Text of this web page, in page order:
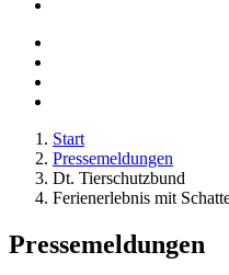
Start
Pressemeldungen
Dt. Tierschutzbund
Ferienerlebnis mit
Pressemeldungen